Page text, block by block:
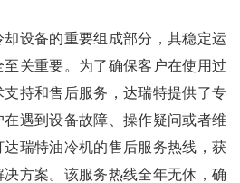
设备的重要组成部分，其稳定运
关重要。为了确保客户在使用过
持和售后服务，达瑞特提供了专
遇到设备故障、操作疑问或者维
瑞特油冷机的售后服务热线，获
方案。该服务热线全年无休，确